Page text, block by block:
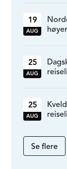
19
AUG
25
AUG
25
AUG
Se flere